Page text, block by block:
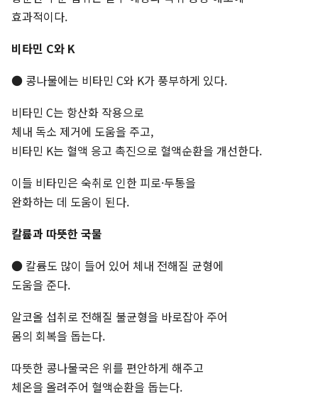
효과적이다.
비타민 C와 K
● 콩나물에는 비타민 C와 K가 풍부하게 있다.
비타민 C는 항산화 작용으로
체내 독소 제거에 도움을 주고,
비타민 K는 혈액 응고 촉진으로 혈액순환을 개선한다.
이들 비타민은 숙취로 인한 피로·두통을
완화하는 데 도움이 된다.
칼륨과 따뜻한 국물
● 칼륨도 많이 들어 있어 체내 전해질 균형에
도움을 준다.
알코올 섭취로 전해질 불균형을 바로잡아 주어
몸의 회복을 돕는다.
따뜻한 콩나물국은 위를 편안하게 해주고
체온을 올려주어 혈액순환을 돕는다.